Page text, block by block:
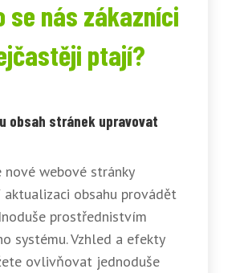
se nás zákazníci
ptají?
obsah stránek upravovat
nové webové stránky
aktualizaci obsahu provádět
prostřednistvím
systému. Vzhled a efekty
ovlivňovat jednoduše